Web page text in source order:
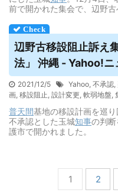
前で開かれた集会で、辺野古
辺野古移設阻止訴え
法」 沖縄 - Yahoo!ニ
2021/12/5 Yahoo, 不承認,
画, 移設阻止, 設計変更, 軟弱地盤,
普天間基地の移設計画を巡
不承認とした玉城知事の判
護市で開かれました。
1 2